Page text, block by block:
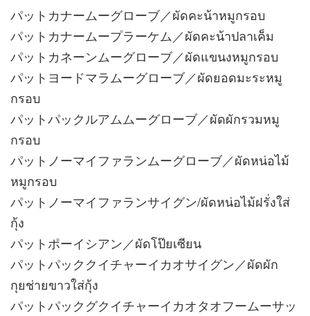
パットカナームーグローブ／ผัดคะน้าหมูกรอบ
パットカナームープラーケム／ผัดคะน้าปลาเค็ม
パットカネーンムーグローブ／ผัดแขนงหมูกรอบ
パットヨードマラムーグローブ／ผัดยอดมะระหมู
กรอบ
パットパックルアムムーグローブ／ผัดผักรวมหมู
กรอบ
パットノーマイファランムーグローブ／ผัดหน่อไม้
หมูกรอบ
パットノーマイファランサイグン/ผัดหน่อไม้ฝรั่งใส่
กุ้ง
パットポーイシアン／ผัดโป๊ยเซียน
パットパッククイチャーイカオサイグン／ผัดผัก
กุยช่ายขาวใส่กุ้ง
パットパックグクイチャーイカオタオフームーサッ